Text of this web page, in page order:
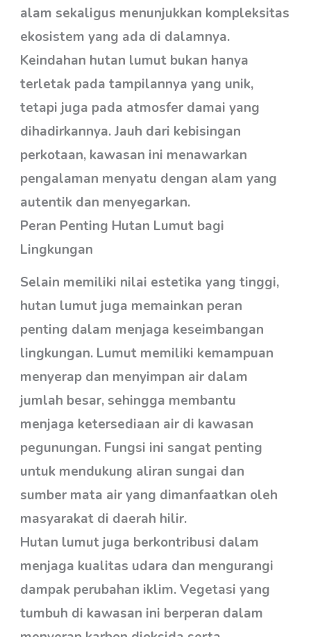
alam sekaligus menunjukkan kompleksitas
ekosistem yang ada di dalamnya.
Keindahan hutan lumut bukan hanya
terletak pada tampilannya yang unik,
tetapi juga pada atmosfer damai yang
dihadirkannya. Jauh dari kebisingan
perkotaan, kawasan ini menawarkan
pengalaman menyatu dengan alam yang
autentik dan menyegarkan.
Peran Penting Hutan Lumut bagi
Lingkungan
Selain memiliki nilai estetika yang tinggi,
hutan lumut juga memainkan peran
penting dalam menjaga keseimbangan
lingkungan. Lumut memiliki kemampuan
menyerap dan menyimpan air dalam
jumlah besar, sehingga membantu
menjaga ketersediaan air di kawasan
pegunungan. Fungsi ini sangat penting
untuk mendukung aliran sungai dan
sumber mata air yang dimanfaatkan oleh
masyarakat di daerah hilir.
Hutan lumut juga berkontribusi dalam
menjaga kualitas udara dan mengurangi
dampak perubahan iklim. Vegetasi yang
tumbuh di kawasan ini berperan dalam